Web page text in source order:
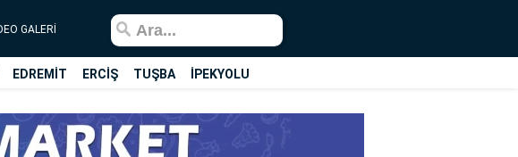
GALERİ
EDREMİT ERCİŞ TUŞBA İPEKYOLU